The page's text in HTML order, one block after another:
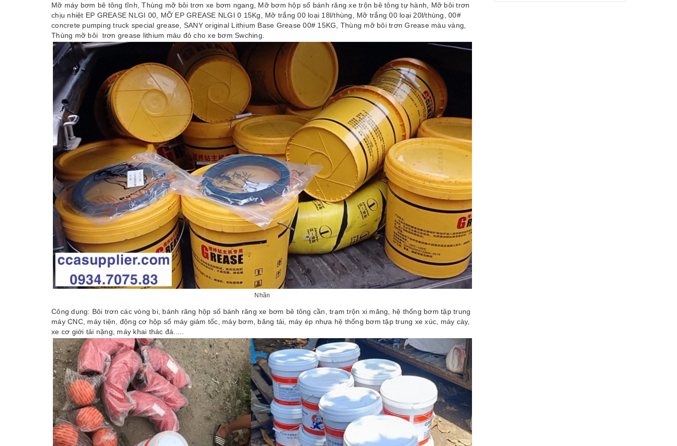
Mỡ máy bơm bê tông tĩnh, Thùng mỡ bôi trơn xe bơm ngang, Mỡ bơm hộp số bánh răng xe trộn bê tông tự hành, Mỡ bôi trơn
chịu nhiệt EP GREASE NLGI 00, MỠ EP GREASE NLGI 0 15Kg, Mỡ trắng 00 loại 18l/thùng, Mỡ trắng 00 loại 20l/thùng, 00#
concrete pumping truck special grease, SANY original Lithium Base Grease 00# 15KG, Thùng mỡ bôi trơn Grease màu vàng,
Thùng mỡ bôi trơn grease lithium màu đỏ cho xe bơm Swching.
Nhãn
Công dụng: Bôi trơn các vòng bi, bánh răng hộp số bánh răng xe bơm bê tông cần, trạm trộn xi măng, hệ thống bơm tập trung
máy CNC, máy tiện, động cơ hộp số máy giảm tốc, máy bơm, băng tải, máy ép nhựa hệ thống bơm tập trung xe xúc, máy cày,
xe cơ giới tải nặng, máy khai thác đá.....